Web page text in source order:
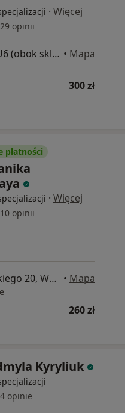
· Więcej
29 opinii
Adama Branickiego 10 lok U6 (obok sklepu rowerowego), Warszawa • Mapa
300 zł
płatności
· Więcej
10 opinii
Antoniego Józefa Madalińskiego 20, Warszawa • Mapa
260 zł
Kyryliuk
4 opinie